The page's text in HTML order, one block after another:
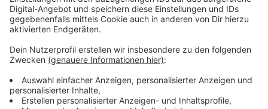
Hochspannung herrscht.
Anzeige
Weitere Meldungen aus Leverkusen
Anzeige